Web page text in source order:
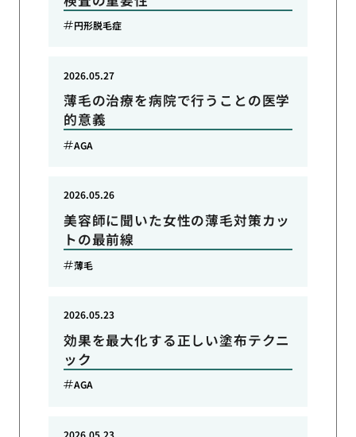
円形脱毛症
薄毛の治療を病院で行うことの医学
的意義
2026.05.27
AGA
美容師に聞いた女性の薄毛対策カッ
トの最前線
2026.05.26
薄毛
効果を最大化する正しい塗布テクニ
ック
2026.05.23
AGA
2026.05.23